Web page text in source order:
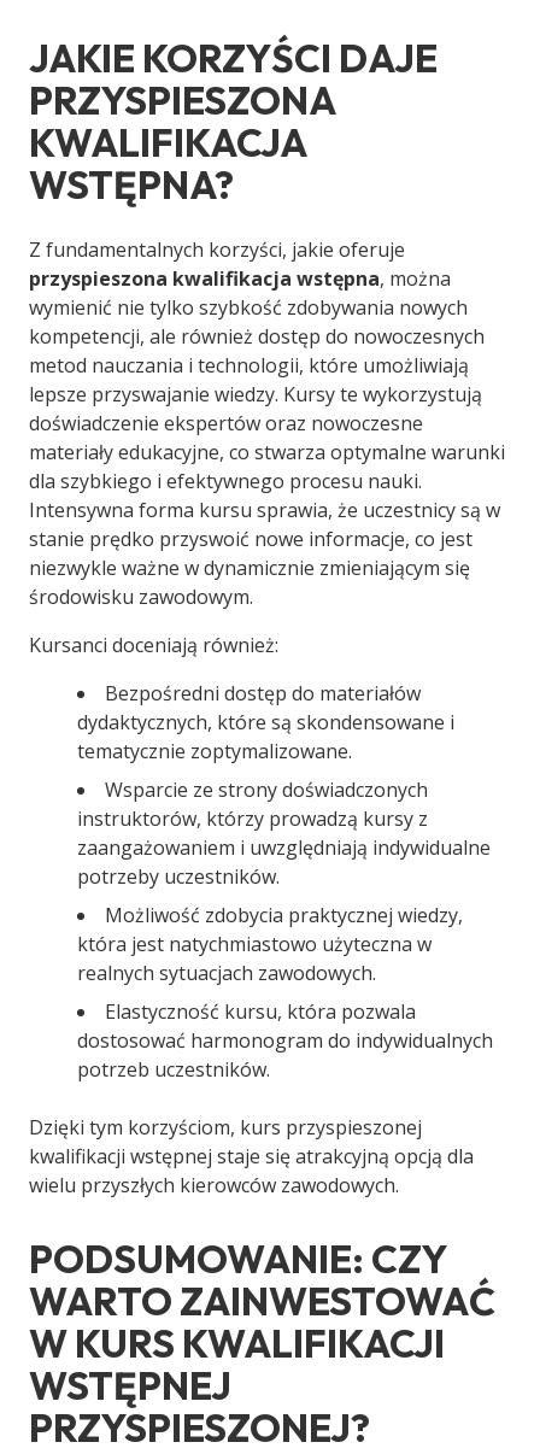
JAKIE KORZYŚCI DAJE
PRZYSPIESZONA
KWALIFIKACJA
WSTĘPNA?
Z fundamentalnych korzyści, jakie oferuje
przyspieszona kwalifikacja wstępna, można
wymienić nie tylko szybkość zdobywania nowych
kompetencji, ale również dostęp do nowoczesnych
metod nauczania i technologii, które umożliwiają
lepsze przyswajanie wiedzy. Kursy te wykorzystują
doświadczenie ekspertów oraz nowoczesne
materiały edukacyjne, co stwarza optymalne warunki
dla szybkiego i efektywnego procesu nauki.
Intensywna forma kursu sprawia, że uczestnicy są w
stanie prędko przyswoić nowe informacje, co jest
niezwykle ważne w dynamicznie zmieniającym się
środowisku zawodowym.
Kursanci doceniają również:
Bezpośredni dostęp do materiałów
dydaktycznych, które są skondensowane i
tematycznie zoptymalizowane.
Wsparcie ze strony doświadczonych
instruktorów, którzy prowadzą kursy z
zaangażowaniem i uwzględniają indywidualne
potrzeby uczestników.
Możliwość zdobycia praktycznej wiedzy,
która jest natychmiastowo użyteczna w
realnych sytuacjach zawodowych.
Elastyczność kursu, która pozwala
dostosować harmonogram do indywidualnych
potrzeb uczestników.
Dzięki tym korzyściom, kurs przyspieszonej
kwalifikacji wstępnej staje się atrakcyjną opcją dla
wielu przyszłych kierowców zawodowych.
PODSUMOWANIE: CZY
WARTO ZAINWESTOWAĆ
W KURS KWALIFIKACJI
WSTĘPNEJ
PRZYSPIESZONEJ?